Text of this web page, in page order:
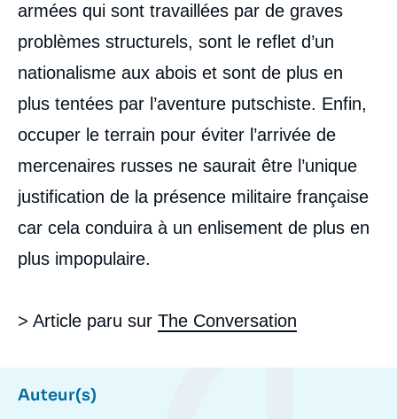
armées qui sont travaillées par de graves
problèmes structurels, sont le reflet d’un
nationalisme aux abois et sont de plus en
plus tentées par l’aventure putschiste. Enfin,
occuper le terrain pour éviter l’arrivée de
mercenaires russes ne saurait être l’unique
justification de la présence militaire française
car cela conduira à un enlisement de plus en
plus impopulaire.
> Article paru sur The Conversation
Auteur(s)